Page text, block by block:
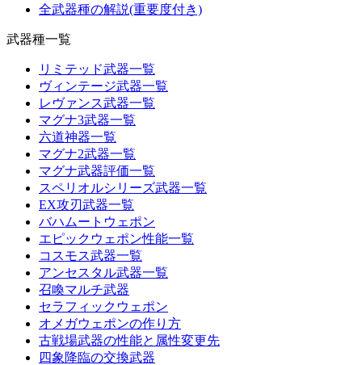
全武器種の解説(重要度付き)
武器種一覧
リミテッド武器一覧
ヴィンテージ武器一覧
レヴァンス武器一覧
マグナ3武器一覧
六道神器一覧
マグナ2武器一覧
マグナ武器評価一覧
スペリオルシリーズ武器一覧
EX攻刃武器一覧
バハムートウェポン
エピックウェポン性能一覧
コスモス武器一覧
アンセスタル武器一覧
召喚マルチ武器
セラフィックウェポン
オメガウェポンの作り方
古戦場武器の性能と属性変更先
四象降臨の交換武器